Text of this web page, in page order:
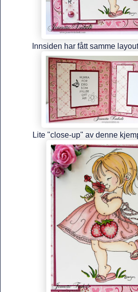
Innsiden har fått samme
Lite "close-up" av denne